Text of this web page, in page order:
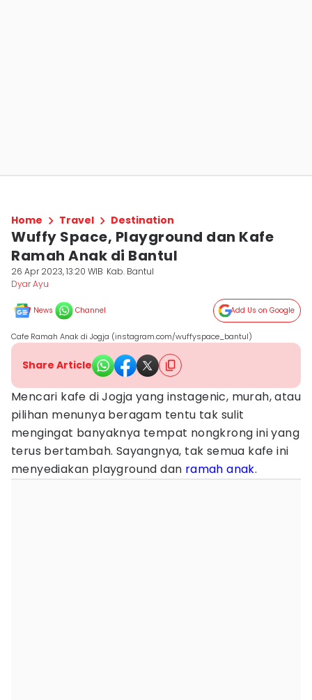
Home Travel Destination
Wuffy Space, Playground dan Kafe
Ramah Anak di Bantul
26 Apr 2023, 13:20 WIB Kab. Bantul
Dyar Ayu
News Channel Add Us on Google
Cafe Ramah Anak di Jogja (instagram.com/wuffyspace_bantul)
Share Article
Mencari kafe di Jogja yang instagenic, murah, atau
pilihan menunya beragam tentu tak sulit
mengingat banyaknya tempat nongkrong ini yang
terus bertambah. Sayangnya, tak semua kafe ini
menyediakan playground dan ramah anak.